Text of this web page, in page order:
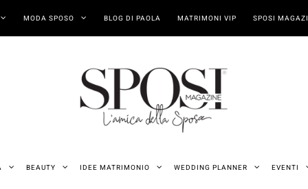
MODA SPOSO BLOG DI PAOLA MATRIMONI VIP SPOSI
BEAUTY IDEE MATRIMONIO WEDDING PLANNER EVENTI